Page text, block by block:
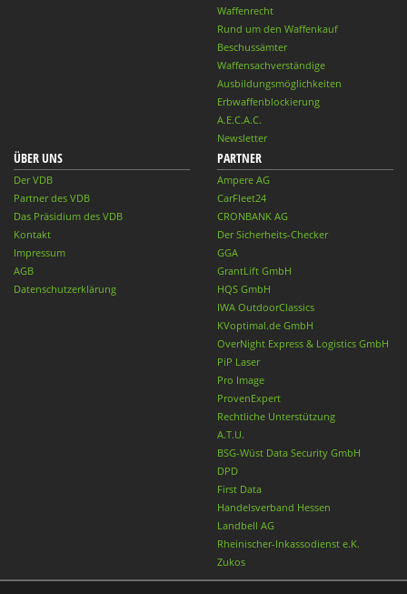
Waffenrecht
Rund um den Waffenkauf
Beschussämter
Waffensachverständige
Ausbildungsmöglichkeiten
Erbwaffenblockierung
A.E.C.A.C.
Newsletter
ÜBER UNS
Der VDB
Partner des VDB
Das Präsidium des VDB
Kontakt
Impressum
AGB
Datenschutzerklärung
PARTNER
Ampere AG
CarFleet24
CRONBANK AG
Der Sicherheits-Checker
GGA
GrantLift GmbH
HQS GmbH
IWA OutdoorClassics
KVoptimal.de GmbH
OverNight Express & Logistics GmbH
PiP Laser
Pro Image
ProvenExpert
Rechtliche Unterstützung
A.T.U.
BSG-Wüst Data Security GmbH
DPD
First Data
Handelsverband Hessen
Landbell AG
Rheinischer-Inkassodienst e.K.
Zukos